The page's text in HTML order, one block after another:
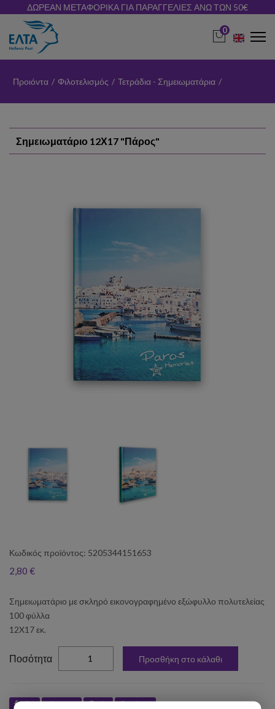
ΔΩΡΕΑΝ ΜΕΤΑΦΟΡΙΚΑ ΓΙΑ ΠΑΡΑΓΓΕΛΙΕΣ ΑΝΩ ΤΩΝ 50€
0
Προιόντα / Φιλοτελισμός / Τετράδια - Σημειωματάρια /
Σημειωματάριο 12Χ17 "Πάρος"
Κωδικός προϊόντος: 5205344151653
2,80 €
Σημειωματάριο με σκληρό εικονογραφημένο εξώφυλλο πολυτελείας
100 φύλλα
12X17 εκ.
Ποσότητα Προσθήκη στο κάλαθι
Like Tweet Pin Share